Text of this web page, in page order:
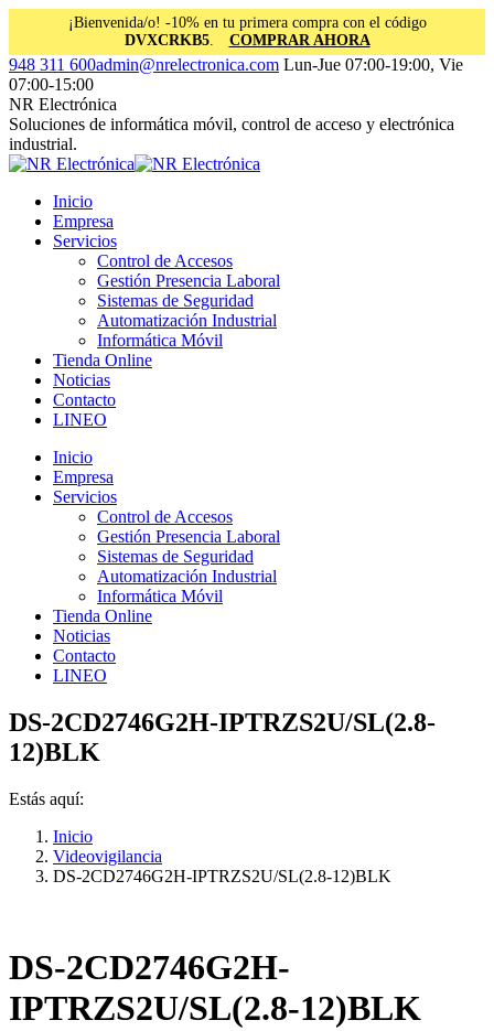
¡Bienvenida/o! -10% en tu primera compra con el código
DVXCRKB5. COMPRAR AHORA
Saltar
al
contenido
Facebook
page
opens
in
new
window
Instagram
page
opens
in
new
window
Linkedin
page
opens
in
new
window
948 311 600admin@nrelectronica.com Lun-Jue 07:00-19:00, Vie
07:00-15:00
NR Electrónica
Soluciones de informática móvil, control de acceso y electrónica
industrial.
Inicio
Empresa
Servicios
Control de Accesos
Gestión Presencia Laboral
Sistemas de Seguridad
Automatización Industrial
Informática Móvil
Tienda Online
Noticias
Contacto
LINEO
Inicio
Empresa
Servicios
Control de Accesos
Gestión Presencia Laboral
Sistemas de Seguridad
Automatización Industrial
Informática Móvil
Tienda Online
Noticias
Contacto
LINEO
DS-2CD2746G2H-IPTRZS2U/SL(2.8-
12)BLK
Estás aquí:
Inicio
Videovigilancia
DS-2CD2746G2H-IPTRZS2U/SL(2.8-12)BLK
DS-2CD2746G2H-
IPTRZS2U/SL(2.8-12)BLK